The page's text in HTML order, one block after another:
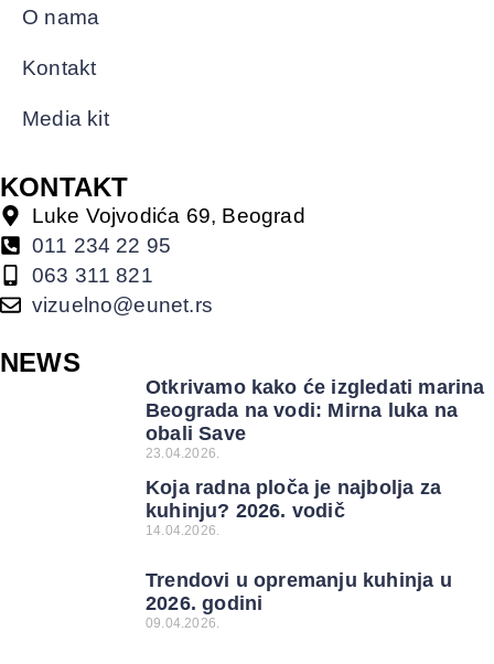
O nama
Kontakt
Media kit
KONTAKT
Luke Vojvodića 69, Beograd
011 234 22 95
063 311 821
vizuelno@eunet.rs
NEWS
Otkrivamo kako će izgledati marina
Beograda na vodi: Mirna luka na
obali Save
23.04.2026.
Koja radna ploča je najbolja za
kuhinju? 2026. vodič
14.04.2026.
Trendovi u opremanju kuhinja u
2026. godini
09.04.2026.